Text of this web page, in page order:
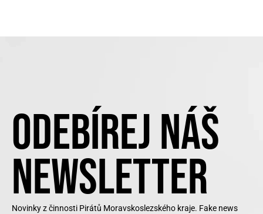
ODEBÍREJ NÁŠ
NEWSLETTER
Novinky z činnosti Pirátů Moravskoslezského kraje. Fake news